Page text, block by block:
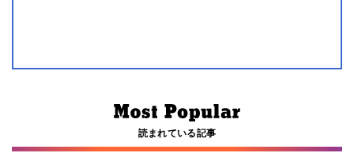
読まれている記事